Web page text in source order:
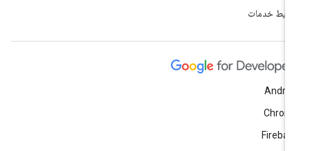
خدمات